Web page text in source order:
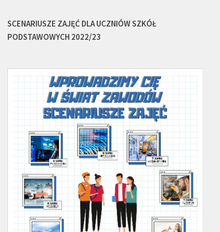
SCENARIUSZE ZAJĘĆ DLA UCZNIÓW SZKÓŁ
PODSTAWOWYCH 2022/23